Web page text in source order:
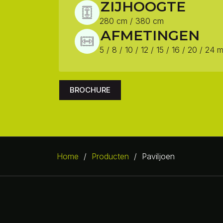
ZIJHOOGTE
280 cm / 380 cm
AFMETINGEN
5 / 8 / 10 / 12 / 15 / 16 / 20 / 24
BROCHURE
Home / Producten / Paviljoen